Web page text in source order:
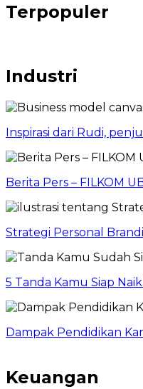
Terpopuler
Industri
Inspirasi dari Rudi,
Berita Pers – FILKOM
Strategi Personal
5 Tanda Kamu Siap
Dampak Pendidikan
Keuangan